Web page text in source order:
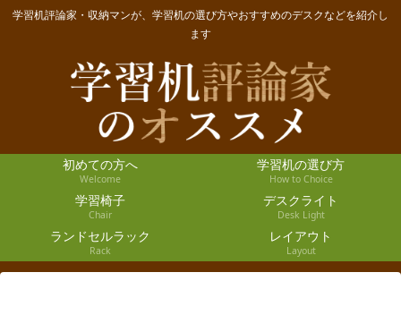
学習机評論家・収納マンが、学習机の選び方やおすすめのデスクなどを紹介し
ます
初めての方へ
Welcome
学習机の選び方
How to Choice
学習椅子
Chair
デスクライト
Desk Light
ランドセルラック
Rack
レイアウト
Layout